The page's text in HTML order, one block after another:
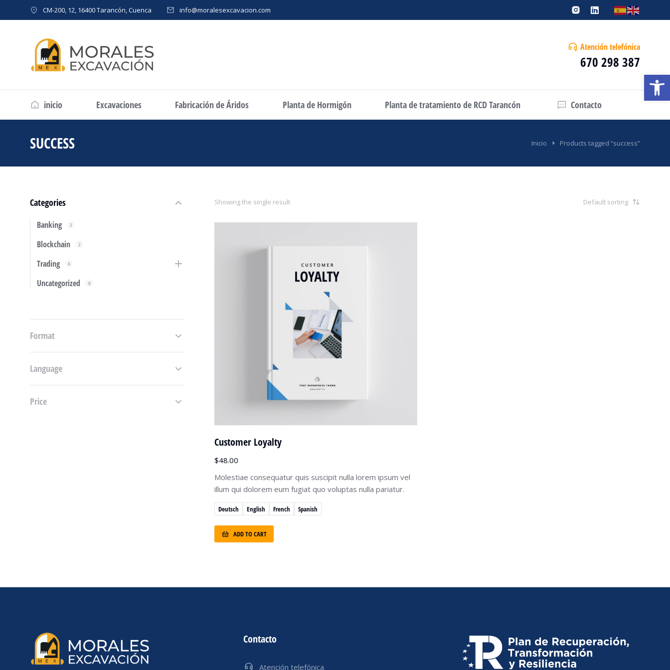
CM-200, 12, 16400 Tarancón, Cuenca info@moralesexcavacion.com
Atención telefónica
670 298 387
inicio Excavaciones Fabricación de Áridos Planta de Hormigón Planta de tratamiento de RCD Tarancón Contacto
SUCCESS Inicio Products tagged “success”
Categories
Banking 2
Blockchain 2
Trading 4
Uncategorized 0
Format
Language
Price
Showing the single result
Deutsch English French Spanish
Customer Loyalty
$48.00
Molestiae consequatur quis suscipit nulla lorem ipsum vel
illum qui dolorem eum fugiat quo voluptas nulla pariatur.
ADD TO CART
Contacto
Atención telefónica